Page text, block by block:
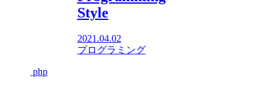
Style
2021.04.02
プログラミング
php